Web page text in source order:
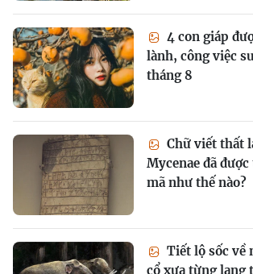
4 con giáp
lành, công việc
tháng 8
Chữ viết thất
Mycenae đã
mã như thế nào?
Tiết lộ sốc về
cổ xưa từng lang